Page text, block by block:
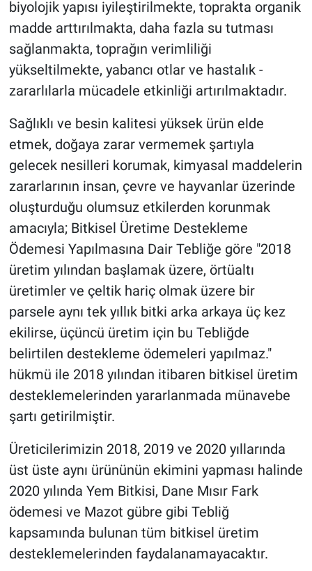
biyolojik yapısı iyileştirilmekte, toprakta organik
madde arttırılmakta, daha fazla su tutması
sağlanmakta, toprağın verimliliği
yükseltilmekte, yabancı otlar ve hastalık -
zararlılarla mücadele etkinliği artırılmaktadır.
Sağlıklı ve besin kalitesi yüksek ürün elde
etmek, doğaya zarar vermemek şartıyla
gelecek nesilleri korumak, kimyasal maddelerin
zararlarının insan, çevre ve hayvanlar üzerinde
oluşturduğu olumsuz etkilerden korunmak
amacıyla; Bitkisel Üretime Destekleme
Ödemesi Yapılmasına Dair Tebliğe göre "2018
üretim yılından başlamak üzere, örtüaltı
üretimler ve çeltik hariç olmak üzere bir
parsele aynı tek yıllık bitki arka arkaya üç kez
ekilirse, üçüncü üretim için bu Tebliğde
belirtilen destekleme ödemeleri yapılmaz."
hükmü ile 2018 yılından itibaren bitkisel üretim
desteklemelerinden yararlanmada münavebe
şartı getirilmiştir.
Üreticilerimizin 2018, 2019 ve 2020 yıllarında
üst üste aynı ürününün ekimini yapması halinde
2020 yılında Yem Bitkisi, Dane Mısır Fark
ödemesi ve Mazot gübre gibi Tebliğ
kapsamında bulunan tüm bitkisel üretim
desteklemelerinden faydalanamayacaktır.